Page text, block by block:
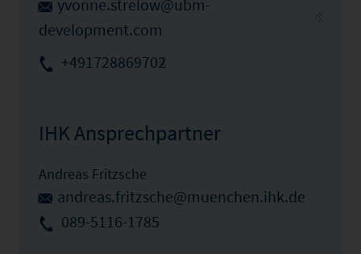
yvonne.strelow@ubm-
development.com
+491728869702
IHK Ansprechpartner
Andreas Fritzsche
andreas.fritzsche@muenchen.ihk.de
089-5116-1785